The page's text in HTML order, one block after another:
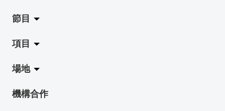
關於藝穗會
藝穗會的演化
使命與宗旨
藝穗會架構
節目
拉闊
展覽
演出
項目
Jazz-Go-Central, Jazz-Go-Fringe
LPL
場地
陳麗玲畫廊
機構合作